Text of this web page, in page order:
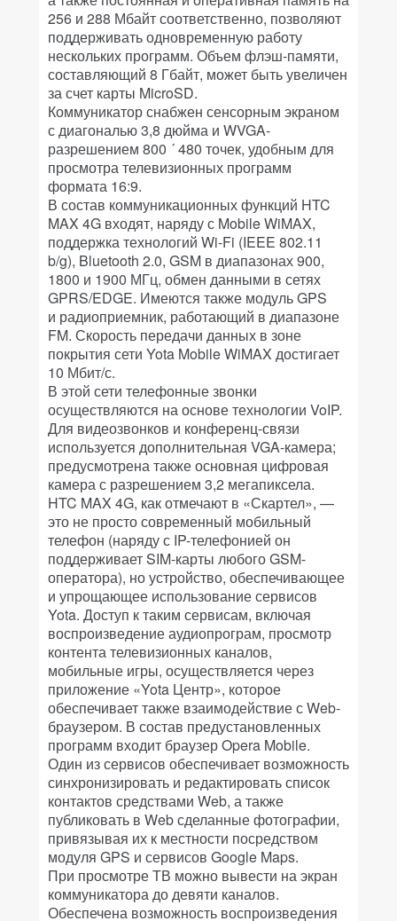
256 и 288 Мбайт соответственно, позволяют
поддерживать одновременную работу
нескольких программ. Объем флэш-памяти,
составляющий 8 Гбайт, может быть увеличен
за счет карты MicroSD.
Коммуникатор снабжен сенсорным экраном
с диагональю 3,8 дюйма и WVGA-
разрешением 800 ´ 480 точек, удобным для
просмотра телевизионных программ
формата 16:9.
В состав коммуникационных функций HTC
MAX 4G входят, наряду с Mobile WiMAX,
поддержка технологий Wi-Fi (IEEE 802.11
b/g), Bluetooth 2.0, GSM в диапазонах 900,
1800 и 1900 МГц, обмен данными в сетях
GPRS/EDGE. Имеются также модуль GPS
и радиоприемник, работающий в диапазоне
FM. Скорость передачи данных в зоне
покрытия сети Yota Mobile WiMAX достигает
10 Мбит/с.
В этой сети телефонные звонки
осуществляются на основе технологии VoIP.
Для видеозвонков и конференц-связи
используется дополнительная VGA-камера;
предусмотрена также основная цифровая
камера с разрешением 3,2 мегапиксела.
HTC MAX 4G, как отмечают в «Скартел», —
это не просто современный мобильный
телефон (наряду с IP-телефонией он
поддерживает SIM-карты любого GSM-
оператора), но устройство, обеспечивающее
и упрощающее использование сервисов
Yota. Доступ к таким сервисам, включая
воспроизведение аудиопрограм, просмотр
контента телевизионных каналов,
мобильные игры, осуществляется через
приложение «Yota Центр», которое
обеспечивает также взаимодействие с Web-
браузером. В состав предустановленных
программ входит браузер Opera Mobile.
Один из сервисов обеспечивает возможность
синхронизировать и редактировать список
контактов средствами Web, а также
публиковать в Web сделанные фотографии,
привязывая их к местности посредством
модуля GPS и сервисов Google Maps.
При просмотре ТВ можно вывести на экран
коммуникатора до девяти каналов.
Обеспечена возможность воспроизведения